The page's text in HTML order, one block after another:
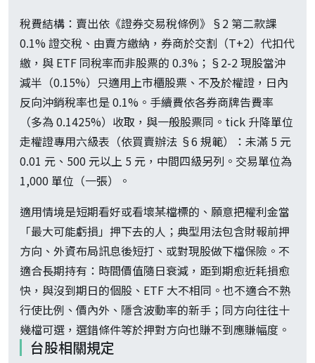
稅費結構：賣出依《證券交易稅條例》§2 第二款課
0.1% 證交稅、由賣方繳納，券商於交割（T+2）代扣代
繳，與 ETF 同稅率而非股票的 0.3%；§2-2 現股當沖
減半（0.15%）只適用上市櫃股票、不及於權證，日內
反向沖銷稅率也是 0.1%。手續費依各券商牌告費率
（多為 0.1425%）收取，與一般股票同。tick 升降單位
走權證專用六級表（依買賣辦法 §6 規範）：未滿 5 元
0.01 元、500 元以上 5 元，中間四級另列。交易單位為
1,000 單位（一張）。
適用情境是短期看好或看壞某檔標的、願意把權利金當
「最大可能虧損」押下去的人；典型用法包含財報前押
方向、外資布局訊息後短打、或對現股做下檔保險。不
適合長期持有：時間價值隨日衰減，距到期愈近耗損愈
快，與沒到期日的個股、ETF 大不相同。也不適合不熟
行使比例、價內外、隱含波動率的新手；同方向往往十
幾檔可選，選錯條件等於押對方向也賺不到應賺幅度。
台股相關規定